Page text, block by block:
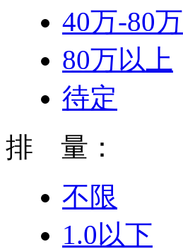
40万-80万
80万以上
待定
排 量：
不限
1.0以下